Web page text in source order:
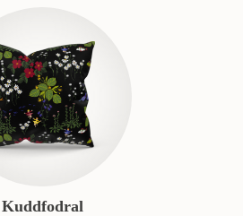
Kuddfodral